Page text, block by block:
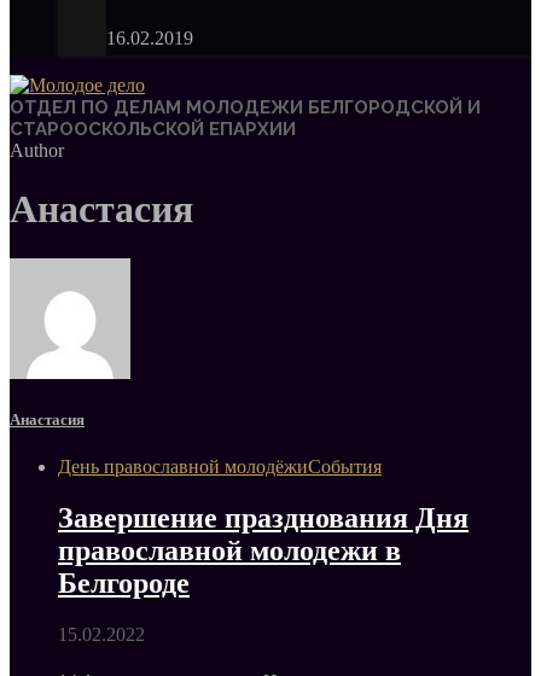
16.02.2019
ОТДЕЛ ПО ДЕЛАМ МОЛОДЕЖИ БЕЛГОРОДСКОЙ И
СТАРООСКОЛЬСКОЙ ЕПАРХИИ
Author
Анастасия
Анастасия
День православной молодёжиСобытия
Завершение празднования Дня
православной молодежи в
Белгороде
15.02.2022